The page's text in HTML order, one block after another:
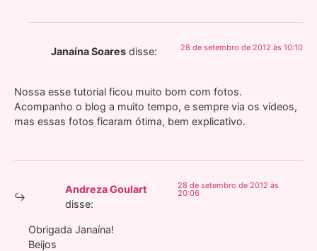
Janaína Soares disse: 28 de setembro de 2012 às 10:10
Nossa esse tutorial ficou muito bom com fotos.
Acompanho o blog a muito tempo, e sempre via os vídeos,
mas essas fotos ficaram ótima, bem explicativo.
Andreza Goulart
disse:
28 de setembro de 2012 às
20:06
Obrigada Janaína!
Beijos